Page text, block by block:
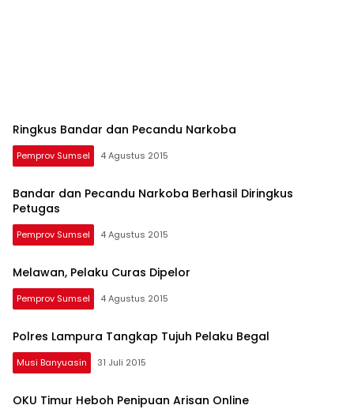
Beritamusi
Ringkus Bandar dan Pecandu Narkoba
Pemprov Sumsel 4 Agustus 2015
Bandar dan Pecandu Narkoba Berhasil Diringkus
Petugas
Pemprov Sumsel 4 Agustus 2015
Melawan, Pelaku Curas Dipelor
Pemprov Sumsel 4 Agustus 2015
Polres Lampura Tangkap Tujuh Pelaku Begal
Musi Banyuasin 31 Juli 2015
OKU Timur Heboh Penipuan Arisan Online